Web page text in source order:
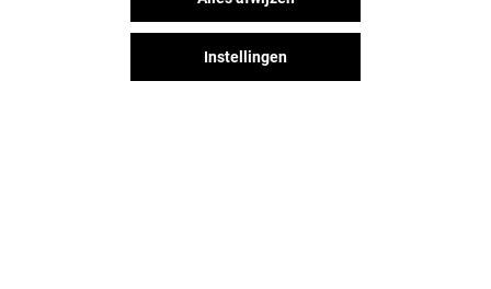
Instellingen